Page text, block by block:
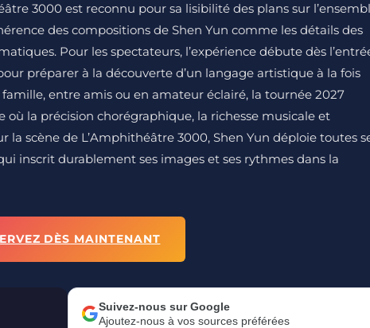
3000 est reconnu pour sa lisibilité des plans sur
des compositions de Shen Yun comme les détails des
Pour les spectateurs, l’expérience débute dès
préparer à la découverte d’un langage artistique à la fois
entre amis ou en amateur éclairé, la tournée 2027
la précision chorégraphique, la richesse musicale et
la scène de L’Amphithéâtre 3000, Shen Yun déploie toutes
inscrit durablement ses images et ses rythmes dans la
DÈS MAINTENANT
Suivez-nous sur Google
Ajoutez-nous à vos sources préférées